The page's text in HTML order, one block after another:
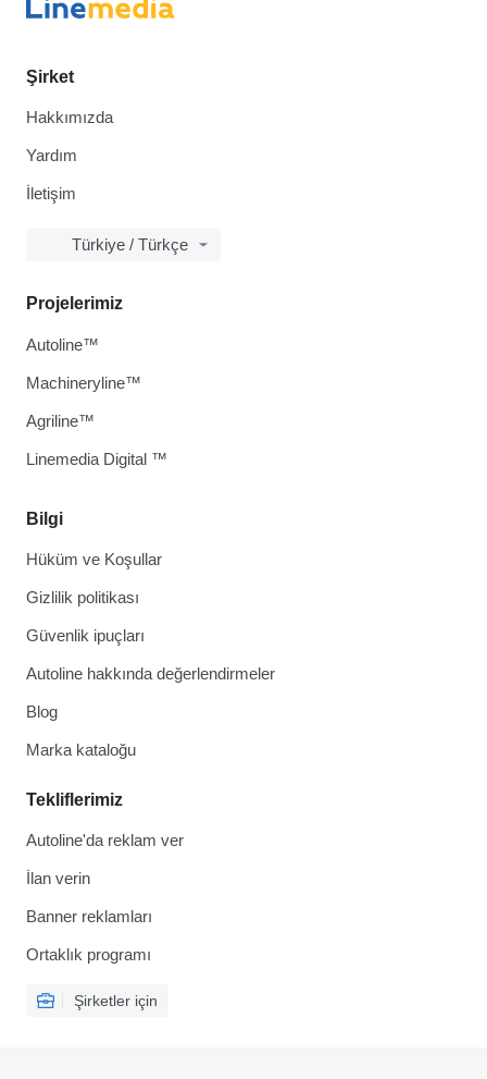
Şirket
Hakkımızda
Yardım
İletişim
Türkiye / Türkçe
Bilgi
Hüküm ve Koşullar
Gizlilik politikası
Güvenlik ipuçları
Autoline hakkında değerlendirmeler
Blog
Marka kataloğu
Tekliflerimiz
Autoline'da reklam ver
İlan verin
Banner reklamları
Ortaklık programı
Şirketler için
Projelerimiz
Autoline™
Machineryline™
Agriline™
Linemedia Digital ™